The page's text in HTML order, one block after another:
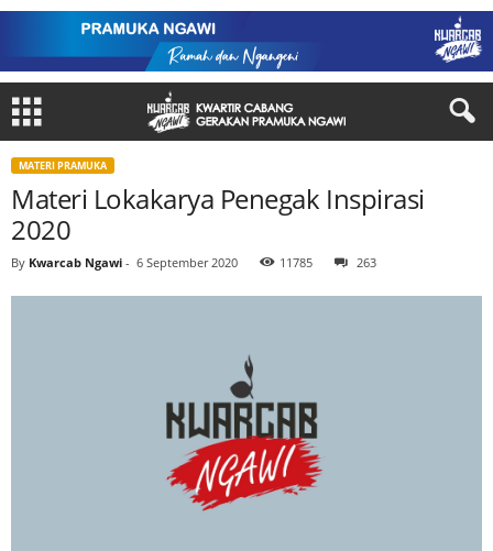
MATERI PRAMUKA
Materi Lokakarya Penegak Inspirasi
2020
By Kwarcab Ngawi - 6 September 2020 11785 263